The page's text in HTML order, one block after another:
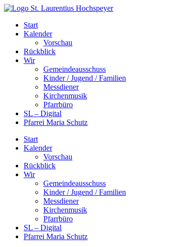
Zum
springenStart
Kalender
Vorschau
Rückblick
Wir
Gemeindeausschuss
Kinder / Jugend / Familien
Messdiener
Kirchenmusik
Pfarrbüro
SL – Digital
Pfarrei Maria Schutz
Start
Kalender
Vorschau
Rückblick
Wir
Gemeindeausschuss
Kinder / Jugend / Familien
Messdiener
Kirchenmusik
Pfarrbüro
SL – Digital
Pfarrei Maria Schutz